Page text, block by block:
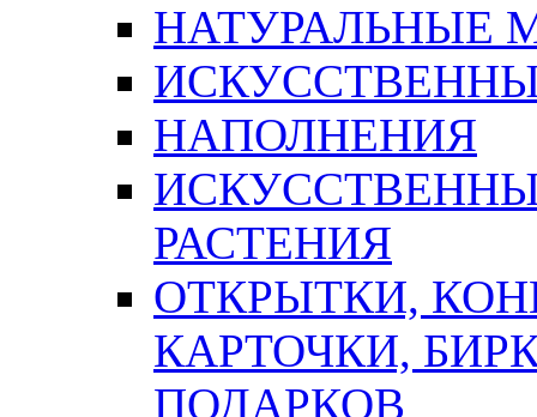
НАТУРАЛЬНЫЕ
НАПОЛНЕНИЯ
РАСТЕНИЯ
ОТКРЫТКИ,
КАРТОЧКИ,
ПОДАРКОВ